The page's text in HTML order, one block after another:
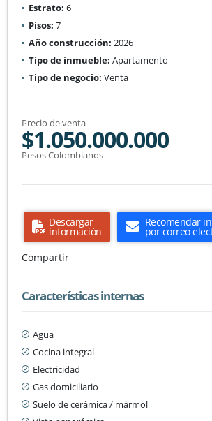
Estrato: 6
Pisos: 7
Año construcción: 2026
Tipo de inmueble: Apartamento
Tipo de negocio: Venta
Precio de venta
$1.050.000.000
Pesos Colombianos
Descargar
información
Recomendar
por correo
Compartir
Características internas
Agua
Cocina integral
Electricidad
Gas domiciliario
Suelo de cerámica / mármol